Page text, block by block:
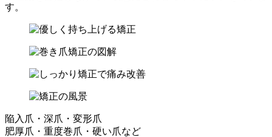
す。
陥入爪・深爪・変形爪
肥厚爪・重度巻爪・硬い爪など